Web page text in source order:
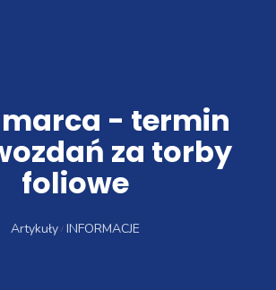
marca - termin
za torby
foliowe
Artykuły INFORMACJE